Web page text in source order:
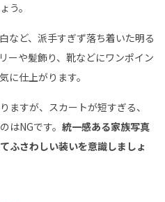
う。
など、派手すぎず落ち着いた明る
ーや髪飾り、靴などにワンポイン
に仕上がります。
ますが、スカートが短すぎる、
はNGです。 統一感ある家族写真
ふさわしい装いを意識しましょ